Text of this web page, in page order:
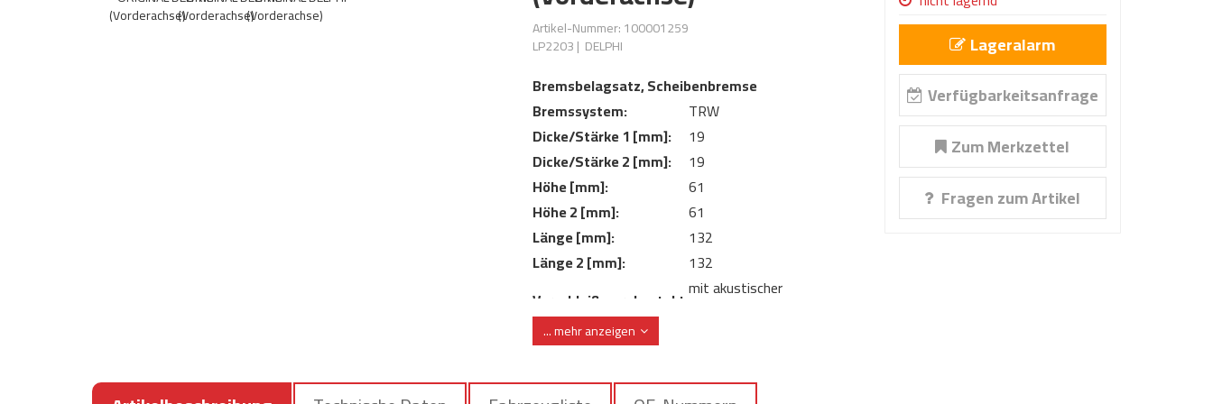
Artikel-Nummer: 100001259
LP2203| DELPHI
Bremsbelagsatz, Scheibenbremse
Bremssystem:
TRW
Dicke/Stärke 1 [mm]:
19
Dicke/Stärke 2 [mm]:
19
Höhe [mm]:
61
Höhe 2 [mm]:
61
Länge [mm]:
132
Länge 2 [mm]:
132
Verschleißwarnkontakt: mit akustischer
Verschleißwarnkontakt:
WVA-Nummer:
25184 25185 25186
... mehr anzeigen
Lageralarm
Verfügbarkeitsanfrage
Zum Merkzettel
Fragen zum Artikel